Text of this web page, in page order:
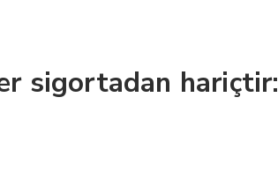
sigortadan hariçtir: